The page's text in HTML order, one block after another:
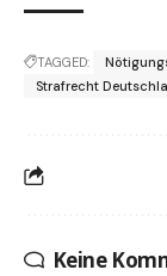
TAGGED:
Strafrecht
Keine